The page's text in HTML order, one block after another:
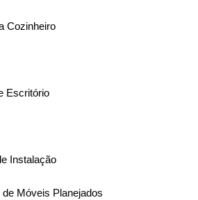
Cozinheiro
Escritório
Instalação
Móveis Planejados